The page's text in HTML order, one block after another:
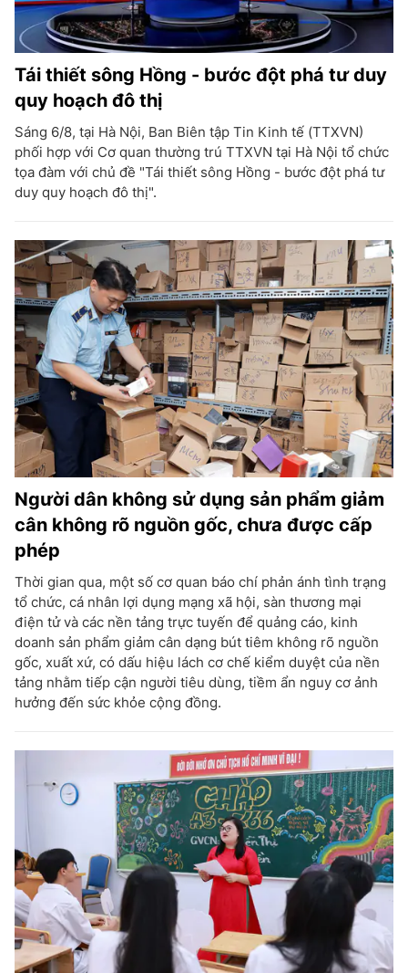
Tái thiết sông Hồng - bước đột phá tư duy
quy hoạch đô thị
Sáng 6/8, tại Hà Nội, Ban Biên tập Tin Kinh tế (TTXVN)
phối hợp với Cơ quan thường trú TTXVN tại Hà Nội tổ chức
tọa đàm với chủ đề "Tái thiết sông Hồng - bước đột phá tư
duy quy hoạch đô thị".
Người dân không sử dụng sản phẩm giảm
cân không rõ nguồn gốc, chưa được cấp
phép
Thời gian qua, một số cơ quan báo chí phản ánh tình trạng
tổ chức, cá nhân lợi dụng mạng xã hội, sàn thương mại
điện tử và các nền tảng trực tuyến để quảng cáo, kinh
doanh sản phẩm giảm cân dạng bút tiêm không rõ nguồn
gốc, xuất xứ, có dấu hiệu lách cơ chế kiểm duyệt của nền
tảng nhằm tiếp cận người tiêu dùng, tiềm ẩn nguy cơ ảnh
hưởng đến sức khỏe cộng đồng.